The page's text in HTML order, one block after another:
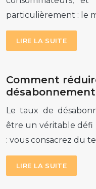
particulièrement : le
LIRE LA SUITE
Comment
Le taux de
être un véritable défi
: vous consacrez du
LIRE LA SUITE